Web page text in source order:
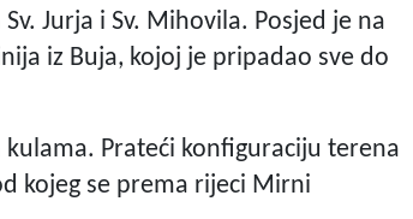
Jurja i Sv. Mihovila. Posjed je na
iz Buja, kojoj je pripadao sve do
Prateći konfiguraciju terena
kojeg se prema rijeci Mirni